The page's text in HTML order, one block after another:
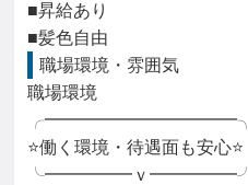
■昇給あり
■髪色自由
職場環境・雰囲気
職場環境
╭━━━━━━━━━━━╮
⭐働く環境・待遇面も安心⭐
╰━━━━━ｖ━━━━━╯